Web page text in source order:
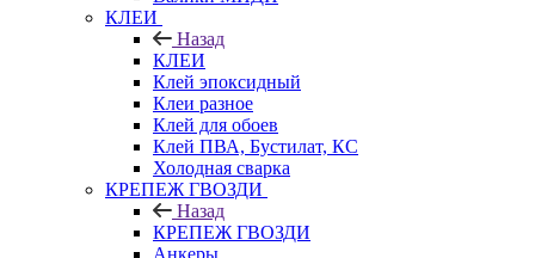
КЛЕИ
Назад
КЛЕИ
Клей эпоксидный
Клеи разное
Клей для обоев
Клей ПВА, Бустилат, КС
Холодная сварка
КРЕПЕЖ ГВОЗДИ
Назад
КРЕПЕЖ ГВОЗДИ
Анкеры